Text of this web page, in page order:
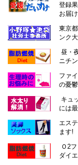
登録
お届
東京
ンク
昼・
ニチ
ファ
の憂
キュ
には
エス
ます!
Ｏ2
ダイ